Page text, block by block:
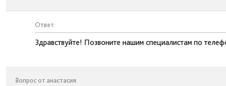
Ответ:
Здравствуйте! Позвоните нашим специалистам по
Вопрос от анастасия